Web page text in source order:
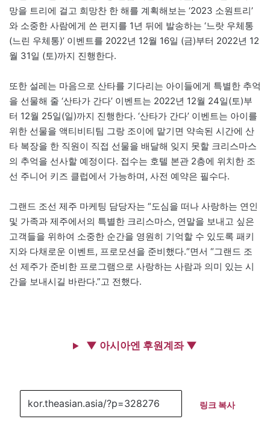
망을 트리에 걸고 희망찬 한 해를 계획해보는 ‘2023 소원트리’
와 소중한 사람에게 쓴 편지를 1년 뒤에 발송하는 ‘느랏 우체통
(느린 우체통)’ 이벤트를 2022년 12월 16일 (금)부터 2022년 12
월 31일 (토)까지 진행한다.
또한 설레는 마음으로 산타를 기다리는 아이들에게 특별한 추억
을 선물해 줄 ‘산타가 간다’ 이벤트는 2022년 12월 24일(토)부
터 12월 25일(일)까지 진행한다. ‘산타가 간다’ 이벤트는 아이를
위한 선물을 액티비티팀 그랑 조이에 맡기면 약속된 시간에 산
타 복장을 한 직원이 직접 선물을 배달해 잊지 못할 크리스마스
의 추억을 선사할 예정이다. 접수는 호텔 본관 2층에 위치한 조
선 주니어 키즈 클럽에서 가능하며, 사전 예약은 필수다.
그랜드 조선 제주 마케팅 담당자는 “도심을 떠나 사랑하는 연인
및 가족과 제주에서의 특별한 크리스마스, 연말을 보내고 싶은
고객들을 위하여 소중한 순간을 영원히 기억할 수 있도록 패키
지와 다채로운 이벤트, 프로모션을 준비했다.“면서 “그랜드 조
선 제주가 준비한 프로그램으로 사랑하는 사람과 의미 있는 시
간을 보내시길 바란다.”고 전했다.
▼ 아시아엔 후원계좌 ▼
링크 복사